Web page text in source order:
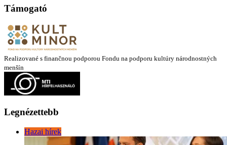
Támogató
Realizované s finančnou podporou Fondu na podporu kultúry národnostných
menšín
Legnézettebb
Hazai hírek